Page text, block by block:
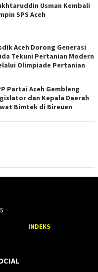
Usman Kembali
SPS Aceh
Aceh Dorong Generasi
Tekuni Pertanian Modern
Olimpiade Pertanian
Partai Aceh Gembleng
dan Kepala Daerah
Bimtek di Bireuen
INDEKS